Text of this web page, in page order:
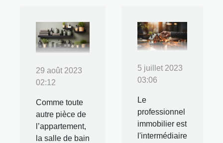
29 août 2023
02:12
Comme toute
autre pièce de
l’appartement,
la salle de bain
5 juillet 2023
03:06
Le
professionnel
immobilier est
l'intermédiaire